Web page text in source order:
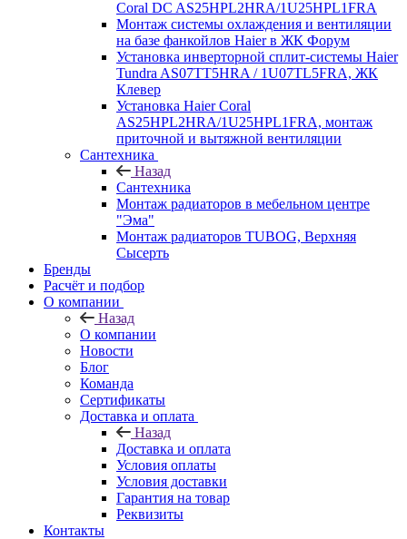
Coral DC AS25HPL2HRA/1U25HPL1FRA
Монтаж системы охлаждения и вентиляции
на базе фанкойлов Haier в ЖК Форум
Установка инверторной сплит-системы Haier
Tundra AS07TT5HRA / 1U07TL5FRA, ЖК
Клевер
Установка Haier Coral
AS25HPL2HRA/1U25HPL1FRA, монтаж
приточной и вытяжной вентиляции
Сантехника
Назад
Сантехника
Монтаж радиаторов в мебельном центре
"Эма"
Монтаж радиаторов TUBOG, Верхняя
Сысерть
Бренды
Расчёт и подбор
О компании
Назад
О компании
Новости
Блог
Команда
Сертификаты
Доставка и оплата
Назад
Доставка и оплата
Условия оплаты
Условия доставки
Гарантия на товар
Реквизиты
Контакты